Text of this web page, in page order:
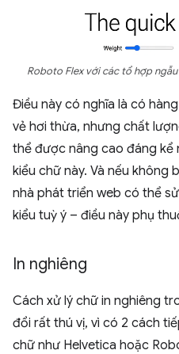
Roboto Flex với các tổ hợp
Điều này có nghĩa là có
vẻ hơi thừa, nhưng chất
thể được nâng cao đáng kể
kiểu chữ này. Và nếu không
nhà phát triển web có thể
kiểu tuỳ ý – điều này phụ
In nghiêng
Cách xử lý chữ in nghiêng
đổi rất thú vị, vì có 2 cách
chữ như Helvetica hoặc